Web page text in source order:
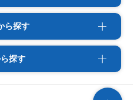
ら探す
探す